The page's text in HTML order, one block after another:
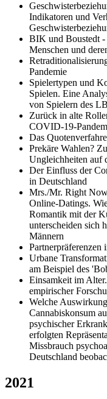
Indikatoren und
BIK und Boustedt -
Menschen und
Pandemie
Spielertypen und
Spielen. Eine
von Spielern des
Zurück in alte
COVID-19-
Das
Prekäre Wahlen?
Ungleichheiten auf
Der Einfluss der
in Deutschland
Mrs./Mr. Right
Online-Datings.
Romantik mit der
unterscheiden sich
Männern
Partnerpräferenzen
Urbane
am Beispiel des
Einsamkeit im
empirischer
Welche
Cannabiskonsum
psychischer
erfolgten
Missbrauch
Deutschland
2021